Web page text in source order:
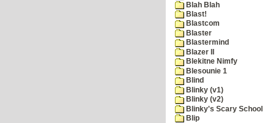
Blah Blah
Blast!
Blastcom
Blaster
Blastermind
Blazer II
Blekitne Nimfy
Blesounie 1
Blind
Blinky (v1)
Blinky (v2)
Blinky's Scary School
Blip